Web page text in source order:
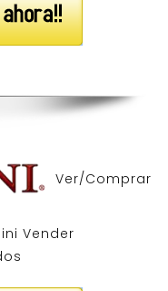
Ver/Comprar